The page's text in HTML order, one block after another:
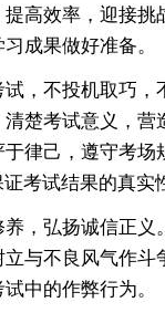
高效率，迎接挑
成果做好准备。
，不投机取巧，
楚考试意义，营
律己，遵守考场
考试结果的真实
，弘扬诚信正义
与不良风气作斗
中的作弊行为。